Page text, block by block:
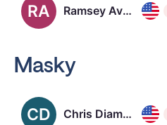
RA Ramsey Avery
Masky
CD Chris Diamantides